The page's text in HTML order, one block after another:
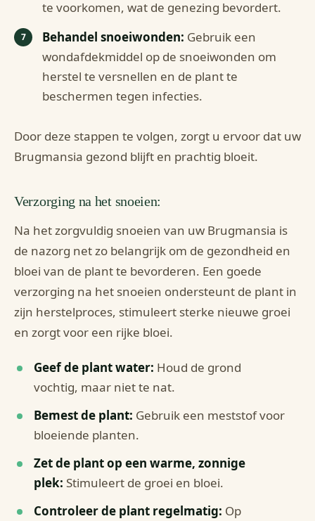
te voorkomen, wat de genezing bevordert.
Behandel snoeiwonden: Gebruik een
wondafdekmiddel op de snoeiwonden om
herstel te versnellen en de plant te
beschermen tegen infecties.
Door deze stappen te volgen, zorgt u ervoor dat uw
Brugmansia gezond blijft en prachtig bloeit.
Verzorging na het snoeien:
Na het zorgvuldig snoeien van uw Brugmansia is
de nazorg net zo belangrijk om de gezondheid en
bloei van de plant te bevorderen. Een goede
verzorging na het snoeien ondersteunt de plant in
zijn herstelproces, stimuleert sterke nieuwe groei
en zorgt voor een rijke bloei.
Geef de plant water: Houd de grond
vochtig, maar niet te nat.
Bemest de plant: Gebruik een meststof voor
bloeiende planten.
Zet de plant op een warme, zonnige
plek: Stimuleert de groei en bloei.
Controleer de plant regelmatig: Op